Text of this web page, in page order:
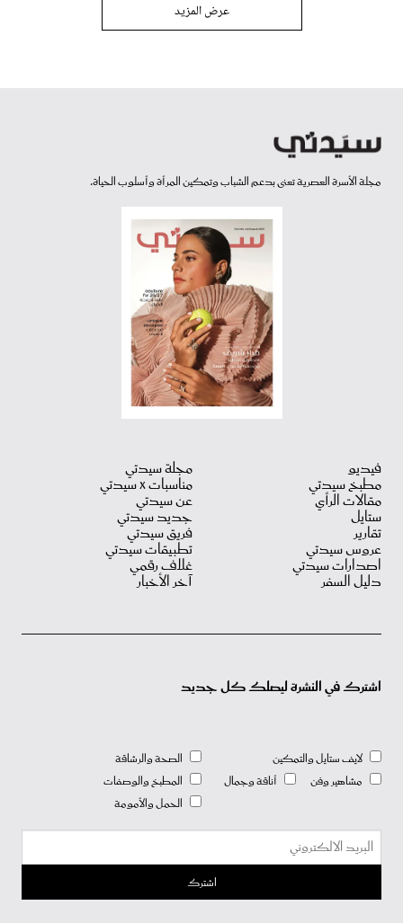
عرض المزيد
مجلة الأسرة العصرية تعنى بدعم الشباب وتمكين المرأة وأسلوب الحياة.
فيديو
مطبخ سيدتي
مقالات الرأي
ستايل
تقارير
عروس سيدتي
اصدارات سيدتي
دليل السفر
مجلة سيدتي
مناسبات X سيدتي
عن سيدتي
جديد سيدتي
فريق سيدتي
تطبيقات سيدتي
غلاف رقمي
آخر الأخبار
اشترك في النشرة ليصلك كل جديد
لايف ستايل والتمكين
مشاهير وفن
أناقة وجمال
الصحة والرشاقة
المطبخ والوصفات
الحمل والأمومة